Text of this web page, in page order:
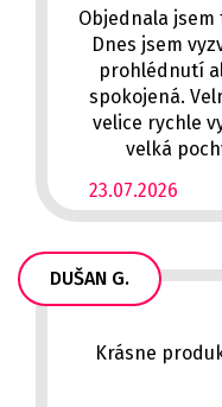
23.07.2026
Objednala
Dnes jsem
prohlédnutí
spokojená.
velice rychle
velká
DUŠAN G.
Krásne